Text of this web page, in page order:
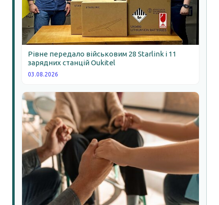
Рівне передало військовим 28 Starlink і 11
зарядних станцій Oukitel
03.08.2026